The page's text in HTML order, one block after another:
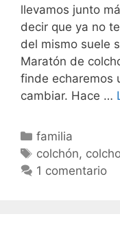
llevamos junto
decir que ya no
del mismo suele
Maratón de
finde echaremos
cambiar. Hace …
Categorías
familia
Etiquetas
colchón,
1 comentario